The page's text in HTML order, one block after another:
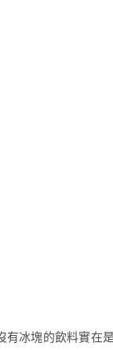
有冰塊的飲料實在